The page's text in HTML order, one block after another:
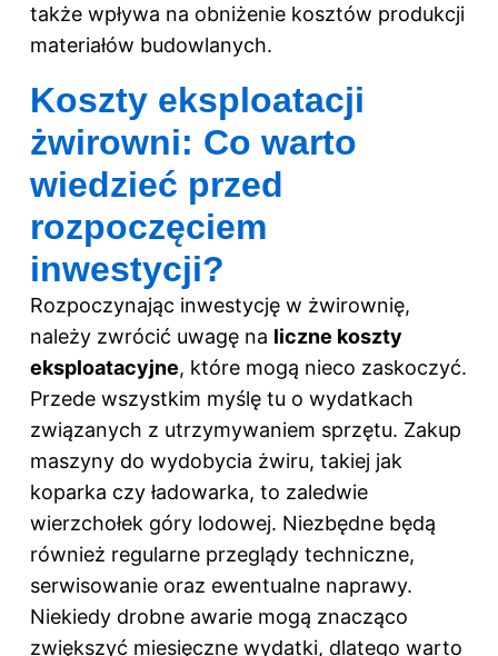
także wpływa na obniżenie kosztów produkcji
materiałów budowlanych.
Koszty eksploatacji
żwirowni: Co warto
wiedzieć przed
rozpoczęciem
inwestycji?
Rozpoczynając inwestycję w żwirownię,
należy zwrócić uwagę na liczne koszty
eksploatacyjne, które mogą nieco zaskoczyć.
Przede wszystkim myślę tu o wydatkach
związanych z utrzymywaniem sprzętu. Zakup
maszyny do wydobycia żwiru, takiej jak
koparka czy ładowarka, to zaledwie
wierzchołek góry lodowej. Niezbędne będą
również regularne przeglądy techniczne,
serwisowanie oraz ewentualne naprawy.
Niekiedy drobne awarie mogą znacząco
zwiększyć miesięczne wydatki, dlatego warto